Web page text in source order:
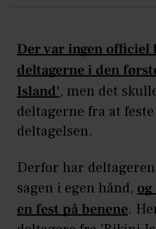
Der var ingen
deltagerne i den
Island', men det
deltagerne fra at
deltagelsen.
Derfor har
sagen i egen hånd,
en fest på benene.